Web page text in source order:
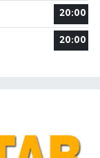
20:00
20:00